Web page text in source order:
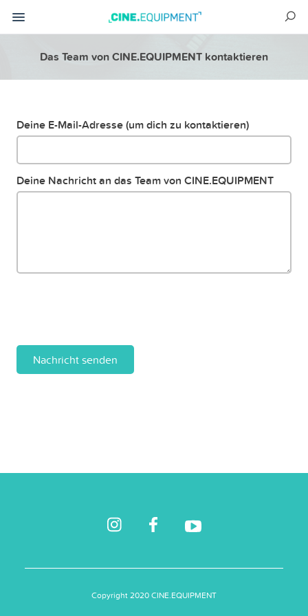
Das Team von CINE.EQUIPMENT kontaktieren
Deine E-Mail-Adresse (um dich zu kontaktieren)
Deine Nachricht an das Team von CINE.EQUIPMENT
Nachricht senden
Copyright 2020 CINE.EQUIPMENT